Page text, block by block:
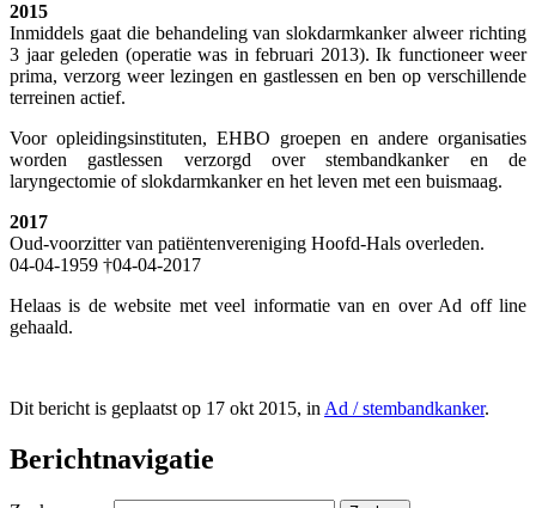
2015
Inmiddels gaat die behandeling van slokdarmkanker alweer richting
3 jaar geleden (operatie was in februari 2013). Ik functioneer weer
prima, verzorg weer lezingen en gastlessen en ben op verschillende
terreinen actief.
Voor opleidingsinstituten, EHBO groepen en andere organisaties
worden gastlessen verzorgd over stembandkanker en de
laryngectomie of slokdarmkanker en het leven met een buismaag.
2017
Oud-voorzitter van patiëntenvereniging Hoofd-Hals overleden.
04-04-1959 †04-04-2017
Helaas is de website met veel informatie van en over Ad off line
gehaald.
Dit bericht is geplaatst op 17 okt 2015, in Ad / stembandkanker.
Berichtnavigatie